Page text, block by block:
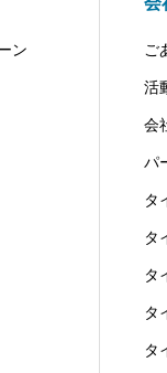
ン ご
活
会
パ
タ
タ
タ
タ
タ